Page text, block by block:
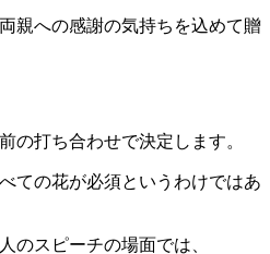
親への感謝の気持ちを込めて贈
の打ち合わせで決定します。
ての花が必須というわけではあ
のスピーチの場面では、